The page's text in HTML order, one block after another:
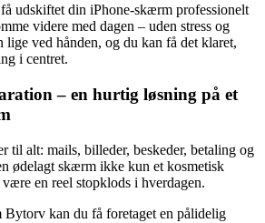
udskiftet din iPhone-skærm professionelt
videre med dagen – uden stress og
ved hånden, og du kan få det klaret,
i centret.
– en hurtig løsning på et
til alt: mails, billeder, beskeder, betaling og
ødelagt skærm ikke kun et kosmetisk
en reel stopklods i hverdagen.
kan du få foretaget en pålidelig